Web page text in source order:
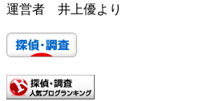
運営者 井上優より